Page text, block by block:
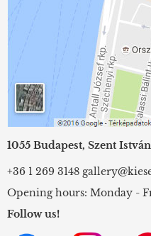
1055 Budapest, Szent
+36 1 269 3148
Opening hours: Monday -
Follow us!